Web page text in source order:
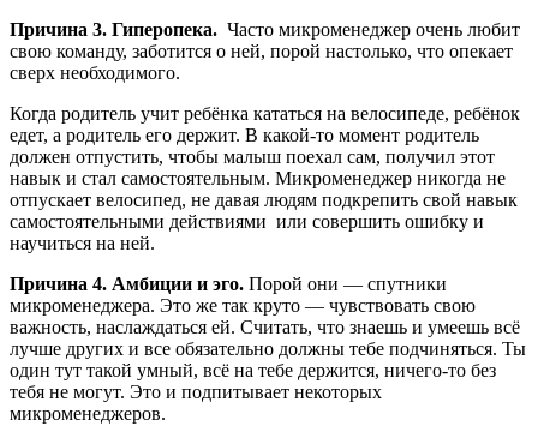
Причина 3. Гиперопека. Часто микроменеджер очень любит
свою команду, заботится о ней, порой настолько, что опекает
сверх необходимого.
Когда родитель учит ребёнка кататься на велосипеде, ребёнок
едет, а родитель его держит. В какой-то момент родитель
должен отпустить, чтобы малыш поехал сам, получил этот
навык и стал самостоятельным. Микроменеджер никогда не
отпускает велосипед, не давая людям подкрепить свой навык
самостоятельными действиями или совершить ошибку и
научиться на ней.
Причина 4. Амбиции и эго. Порой они — спутники
микроменеджера. Это же так круто — чувствовать свою
важность, наслаждаться ей. Считать, что знаешь и умеешь всё
лучше других и все обязательно должны тебе подчиняться. Ты
один тут такой умный, всё на тебе держится, ничего-то без
тебя не могут. Это и подпитывает некоторых
микроменеджеров.